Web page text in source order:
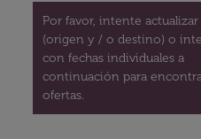
Por favor, intente actualizar
(origen y / o destino) o
con fechas individuales a
continuación para
ofertas.